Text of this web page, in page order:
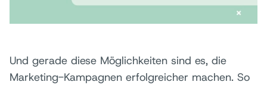
Und gerade diese Möglichkeiten sind es, die
Marketing-Kampagnen erfolgreicher machen. So